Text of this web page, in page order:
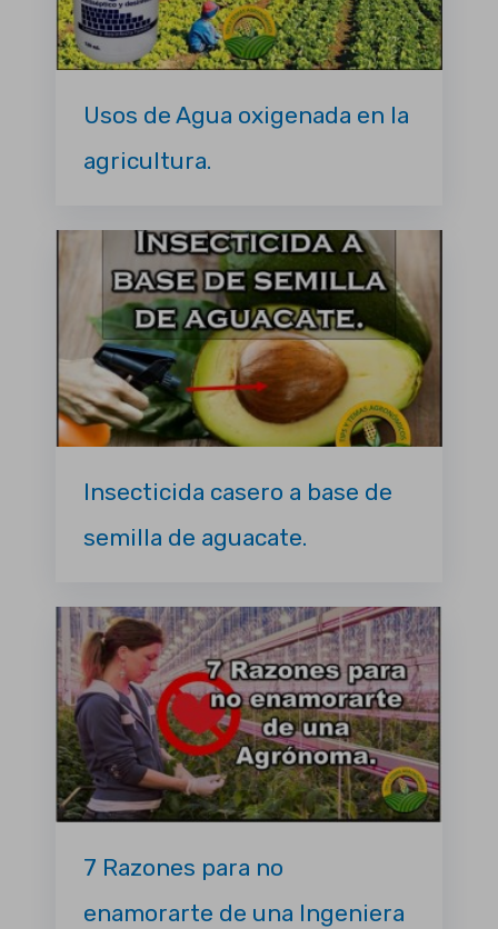
Usos de Agua oxigenada en la
agricultura.
Insecticida casero a base de
semilla de aguacate.
7 Razones para no
enamorarte de una Ingeniera